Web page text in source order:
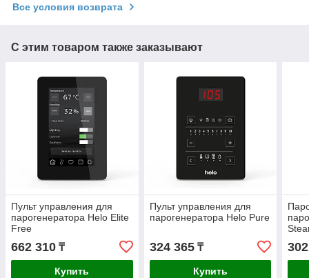
Все условия возврата
С этим товаром также заказывают
Пульт управления для
парогенератора Helo Elite
Free
662 310 ₸
Купить
Пульт управления для
парогенератора Helo Pure
324 365₸
Купить